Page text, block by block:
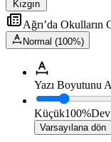
Kızgın
Ağrı’da Okulların
Normal (100%)
Yazı Boyutunu
Küçük100%Dev
Varsayılana dön